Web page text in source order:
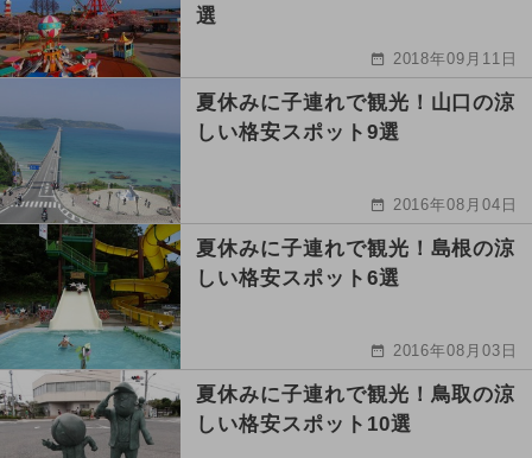
選
2018年09月11日
夏休みに子連れで観光！山口の涼
しい格安スポット9選
2016年08月04日
夏休みに子連れで観光！島根の涼
しい格安スポット6選
2016年08月03日
夏休みに子連れで観光！鳥取の涼
しい格安スポット10選